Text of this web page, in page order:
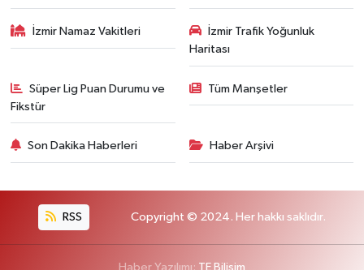
İzmir Namaz Vakitleri
İzmir Trafik Yoğunluk
Haritası
Süper Lig Puan Durumu ve
Fikstür
Tüm Manşetler
Son Dakika Haberleri Haber Arşivi
RSS Copyright © 2024. Her hakkı saklıdır.
Haber Yazılımı: TE Bilişim